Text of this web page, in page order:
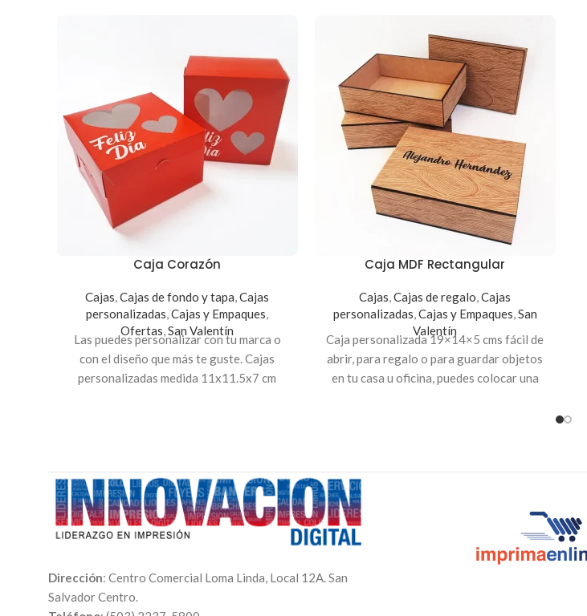
Caja Corazón
Cajas,Cajas de fondo y tapa,Cajas
personalizadas,Cajas y Empaques,
Ofertas,San Valentín
Las puedes personalizar con tu marca o
con el diseño que más te guste. Cajas
personalizadas medida 11x11.5x7 cm
Caja MDF Rectangular
Cajas,Cajas de regalo,Cajas
personalizadas,Cajas y Empaques,San
Valentín
Caja personalizada 19×14×5 cms fácil de
abrir, para regalo o para guardar objetos
en tu casa u oficina, puedes colocar una
Dirección: Centro Comercial Loma Linda, Local 12A. San
Salvador Centro.